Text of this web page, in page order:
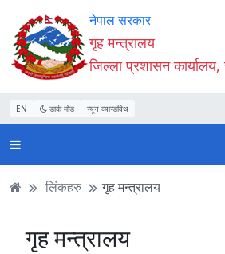
Accessibility
Mode
सुरु
गर्नुहोस्
सामाग्री
पढ्नुहाेस्
नेभिगेसन
पढ्नुहाेस्
वेबसाइट
खोजमा
जानुहोस्
नेपाल सरकार
गृह मन्त्रालय
जिल्ला प्रशासन कार्यालय,
EN डार्क मोड न्यून व्यान्डविथ
लिंकहरु गृह मन्त्रालय
गृह मन्त्रालय